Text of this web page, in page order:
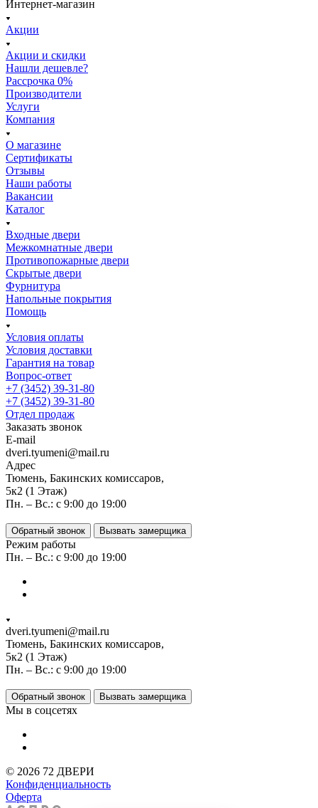
Интернет-магазин
Акции
Акции и скидки
Нашли дешевле?
Рассрочка 0%
Производители
Услуги
Компания
О магазине
Сертификаты
Отзывы
Наши работы
Вакансии
Каталог
Входные двери
Межкомнатные двери
Противопожарные двери
Скрытые двери
Фурнитура
Напольные покрытия
Помощь
Условия оплаты
Условия доставки
Гарантия на товар
Вопрос-ответ
+7 (3452) 39-31-80
+7 (3452) 39-31-80
Отдел продаж
Заказать звонок
E-mail
dveri.tyumeni@mail.ru
Адрес
Тюмень, Бакинских комиссаров,
5к2 (1 Этаж)
Пн. – Вс.: с 9:00 до 19:00
Обратный звонок Вызвать замерщика
Режим работы
Пн. – Вс.: с 9:00 до 19:00
dveri.tyumeni@mail.ru
Тюмень, Бакинских комиссаров,
5к2 (1 Этаж)
Пн. – Вс.: с 9:00 до 19:00
Обратный звонок Вызвать замерщика
Мы в соцсетях
© 2026 72 ДВЕРИ
Конфиденциальность
Оферта